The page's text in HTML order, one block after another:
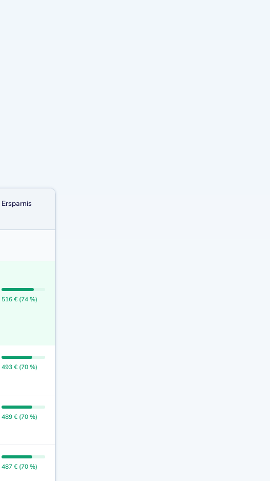
Ersparnis
516 € (74 %)
493 € (70 %)
489 € (70 %)
487 € (70 %)